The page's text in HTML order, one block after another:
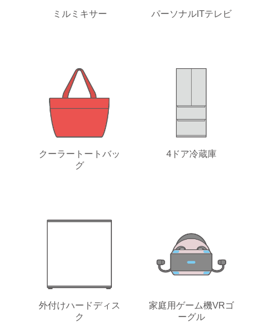
ミルミキサー パーソナルITテレビ
クーラートートバッ
グ
4ドア冷蔵庫
外付けハードディス
ク
家庭用ゲーム機VRゴ
ーグル